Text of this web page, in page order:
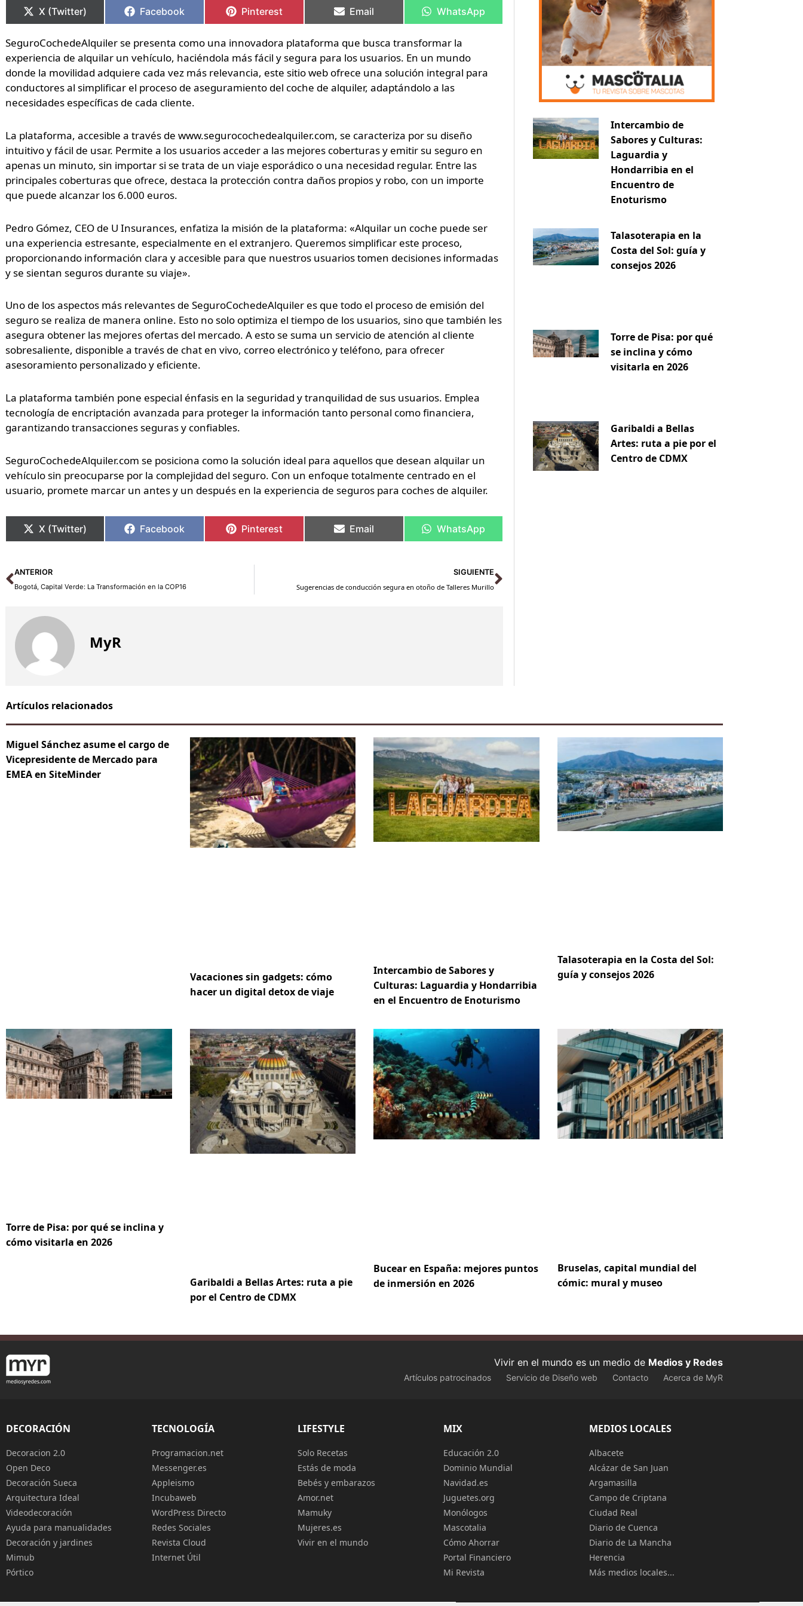
X (Twitter)
Facebook
Pinterest
Email
WhatsApp
SeguroCochedeAlquiler se presenta como una innovadora plataforma que busca transformar la
experiencia de alquilar un vehículo, haciéndola más fácil y segura para los usuarios. En un mundo
donde la movilidad adquiere cada vez más relevancia, este sitio web ofrece una solución integral para
conductores al simplificar el proceso de aseguramiento del coche de alquiler, adaptándolo a las
necesidades específicas de cada cliente.
La plataforma, accesible a través de www.segurocochedealquiler.com, se caracteriza por su diseño
intuitivo y fácil de usar. Permite a los usuarios acceder a las mejores coberturas y emitir su seguro en
apenas un minuto, sin importar si se trata de un viaje esporádico o una necesidad regular. Entre las
principales coberturas que ofrece, destaca la protección contra daños propios y robo, con un importe
que puede alcanzar los 6.000 euros.
Pedro Gómez, CEO de U Insurances, enfatiza la misión de la plataforma: «Alquilar un coche puede ser
una experiencia estresante, especialmente en el extranjero. Queremos simplificar este proceso,
proporcionando información clara y accesible para que nuestros usuarios tomen decisiones informadas
y se sientan seguros durante su viaje».
Uno de los aspectos más relevantes de SeguroCochedeAlquiler es que todo el proceso de emisión del
seguro se realiza de manera online. Esto no solo optimiza el tiempo de los usuarios, sino que también les
asegura obtener las mejores ofertas del mercado. A esto se suma un servicio de atención al cliente
sobresaliente, disponible a través de chat en vivo, correo electrónico y teléfono, para ofrecer
asesoramiento personalizado y eficiente.
La plataforma también pone especial énfasis en la seguridad y tranquilidad de sus usuarios. Emplea
tecnología de encriptación avanzada para proteger la información tanto personal como financiera,
garantizando transacciones seguras y confiables.
SeguroCochedeAlquiler.com se posiciona como la solución ideal para aquellos que desean alquilar un
vehículo sin preocuparse por la complejidad del seguro. Con un enfoque totalmente centrado en el
usuario, promete marcar un antes y un después en la experiencia de seguros para coches de alquiler.
X (Twitter) Facebook Pinterest Email WhatsApp
Ant
ANTERIOR
Bogotá, Capital Verde: La Transformación en la COP16
SIGUIENTE
Sugerencias de conducción segura en otoño de Talleres Murillo
Siguiente
MyR
Intercambio de
Sabores y Culturas:
Laguardia y
Hondarribia en el
Encuentro de
Enoturismo
Talasoterapia en la
Costa del Sol: guía y
consejos 2026
Torre de Pisa: por qué
se inclina y cómo
visitarla en 2026
Garibaldi a Bellas
Artes: ruta a pie por el
Centro de CDMX
Artículos relacionados
Miguel Sánchez asume el cargo de
Vicepresidente de Mercado para
EMEA en SiteMinder
Vacaciones sin gadgets: cómo
hacer un digital detox de viaje
Intercambio de Sabores y
Culturas: Laguardia y Hondarribia
en el Encuentro de Enoturismo
Talasoterapia en la Costa del Sol:
guía y consejos 2026
Torre de Pisa: por qué se inclina y
cómo visitarla en 2026
Garibaldi a Bellas Artes: ruta a pie
por el Centro de CDMX
Bucear en España: mejores puntos
de inmersión en 2026
Bruselas, capital mundial del
cómic: mural y museo
Vivir en el mundo es un medio de Medios y Redes
Artículos patrocinados Servicio de Diseño web Contacto Acerca de MyR
DECORACIÓN
Decoracion 2.0
Open Deco
Decoración Sueca
Arquitectura Ideal
Videodecoración
Ayuda para manualidades
Decoración y jardines
Mimub
Pórtico
TECNOLOGÍA
Programacion.net
Messenger.es
Appleismo
Incubaweb
WordPress Directo
Redes Sociales
Revista Cloud
Internet Útil
LIFESTYLE
Solo Recetas
Estás de moda
Bebés y embarazos
Amor.net
Mamuky
Mujeres.es
Vivir en el mundo
MIX
Educación 2.0
Dominio Mundial
Navidad.es
Juguetes.org
Monólogos
Mascotalia
Cómo Ahorrar
Portal Financiero
Mi Revista
MEDIOS LOCALES
Albacete
Alcázar de San Juan
Argamasilla
Campo de Criptana
Ciudad Real
Diario de Cuenca
Diario de La Mancha
Herencia
Más medios locales...